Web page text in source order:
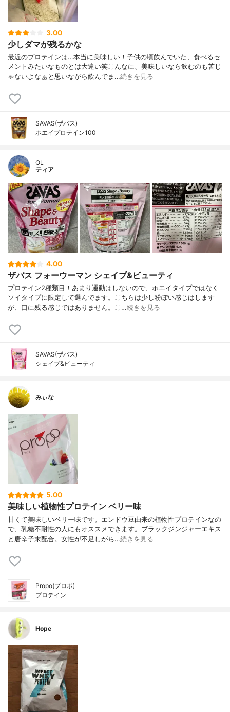
3.00
少しダマが残るかな
最近のプロテインは…本当に美味しい！子供の頃飲んでいた、食べるセ
メントみたいなものとは大違い笑こんなに、美味しいなら飲むのも苦じ
ゃないよなぁと思いながら飲んでま…続きを見る
SAVAS(ザバス)
ホエイプロテイン100
OL
ティア
4.00
ザバス フォーウーマン シェイプ&ビューティ
プロテイン2種類目！あまり運動はしないので、ホエイタイプではなく
ソイタイプに限定して選んでます。こちらは少し粉ぽい感じはします
が、口に残る感じではありません。こ…続きを見る
SAVAS(ザバス)
シェイプ&ビューティ
みぃな
5.00
美味しい植物性プロテイン ベリー味
甘くて美味しいベリー味です。エンドウ豆由来の植物性プロテインなの
で、乳糖不耐性の人にもオススメできます。ブラックジンジャーエキス
と唐辛子末配合。女性が不足しがち…続きを見る
Propo(プロポ)
プロテイン
Hope